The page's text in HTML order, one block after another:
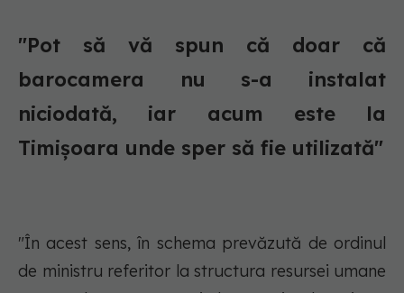
"Pot să vă spun că doar că
barocamera nu s-a instalat
niciodată, iar acum este la
Timișoara unde sper să fie utilizată"
"În acest sens, în schema prevăzută de ordinul
de ministru referitor la structura resursei umane